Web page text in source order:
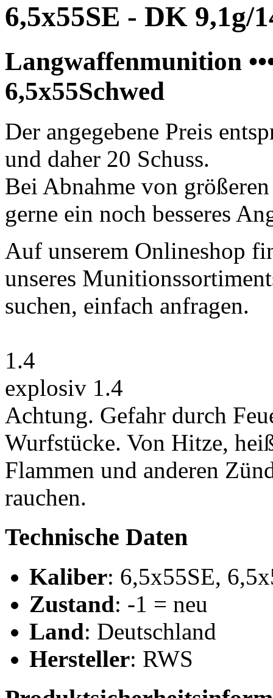
6,5x55SE - DK 9,1g/
Langwaffenmunition
6,5x55Schwed
Der angegebene Preis
und daher 20 Schuss.
Bei Abnahme von
gerne ein noch besseres
Auf unserem Onlineshop
unseres
suchen, einfach anfragen.
1.4
explosiv 1.4
Achtung. Gefahr durch
Wurfstücke. Von Hitze,
Flammen und anderen
rauchen.
Technische Daten
Kaliber: 6,5x55SE,
Zustand: -1 = neu
Land: Deutschland
Hersteller: RWS